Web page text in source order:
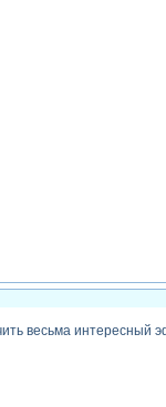
весьма интересный